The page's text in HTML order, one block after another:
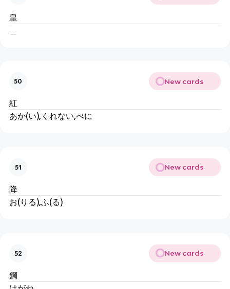
皇
50 New cards
紅
あか(い),くれない,べに
51 New cards
降
お(りる),ふ(る)
52 New cards
鋼